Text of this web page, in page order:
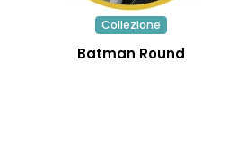
Collezione
Batman Round